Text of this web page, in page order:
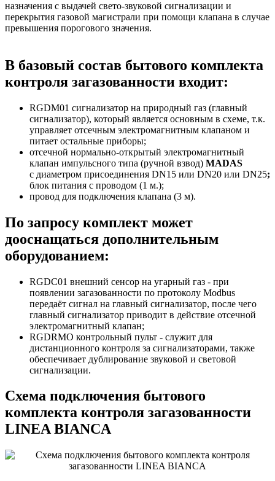
назначения с выдачей свето-звуковой сигнализации и
перекрытия газовой магистрали при помощи клапана в случае
превышения порогового значения.
В базовый состав бытового комплекта
контроля загазованности входит:
RGDM01 сигнализатор на природный газ (главный
сигнализатор), который является основным в схеме, т.к.
управляет отсечным электромагнитным клапаном и
питает остальные приборы;
отсечной нормально-открытый электромагнитный
клапан импульсного типа (ручной взвод) MADAS
с диаметром присоединения DN15 или DN20 или DN25;
блок питания с проводом (1 м.);
провод для подключения клапана (3 м).
По запросу комплект может
дооснащаться дополнительным
оборудованием:
RGDС01 внешний сенсор на угарный газ - при
появлении загазованности по протоколу Modbus
передаёт сигнал на главный сигнализатор, после чего
главный сигнализатор приводит в действие отсечной
электромагнитный клапан;
RGDRMO контрольный пульт - служит для
дистанционного контроля за сигнализаторами, также
обеспечивает дублирование звуковой и световой
сигнализации.
Схема подключения бытового
комплекта контроля загазованности
LINEA BIANCA